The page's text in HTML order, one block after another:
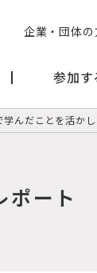
企業・団体の
参加す
んだことを活かし
ポート